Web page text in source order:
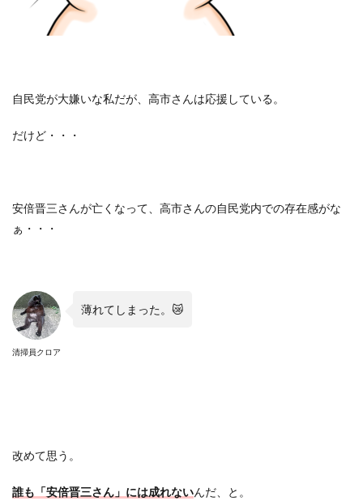
自民党が大嫌いな私だが、高市さんは応援している。
だけど・・・
安倍晋三さんが亡くなって、高市さんの自民党内での存在感がな
ぁ・・・
清掃員クロア
薄れてしまった。 😿
改めて思う。
誰も「安倍晋三さん」には成れないんだ、と。